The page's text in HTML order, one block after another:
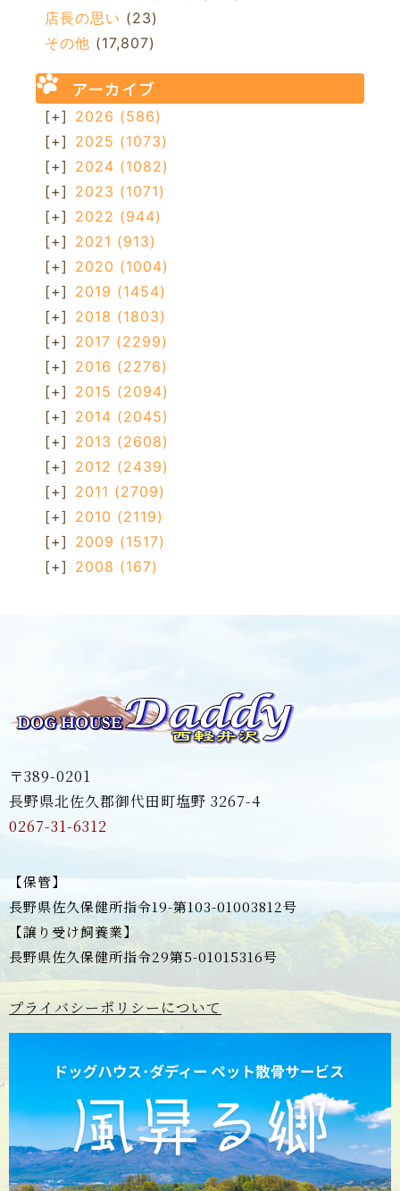
店長の思い (23)
その他 (17,807)
アーカイブ
[+] 2026 (586)
[+] 2025 (1073)
[+] 2024 (1082)
[+] 2023 (1071)
[+] 2022 (944)
[+] 2021 (913)
[+] 2020 (1004)
[+] 2019 (1454)
[+] 2018 (1803)
[+] 2017 (2299)
[+] 2016 (2276)
[+] 2015 (2094)
[+] 2014 (2045)
[+] 2013 (2608)
[+] 2012 (2439)
[+] 2011 (2709)
[+] 2010 (2119)
[+] 2009 (1517)
[+] 2008 (167)
〒389-0201
長野県北佐久郡御代田町塩野 3267-4
0267-31-6312
【保管】
長野県佐久保健所指令19-第103-01003812号
【譲り受け飼養業】
長野県佐久保健所指令29第5-01015316号
プライバシーポリシーについて